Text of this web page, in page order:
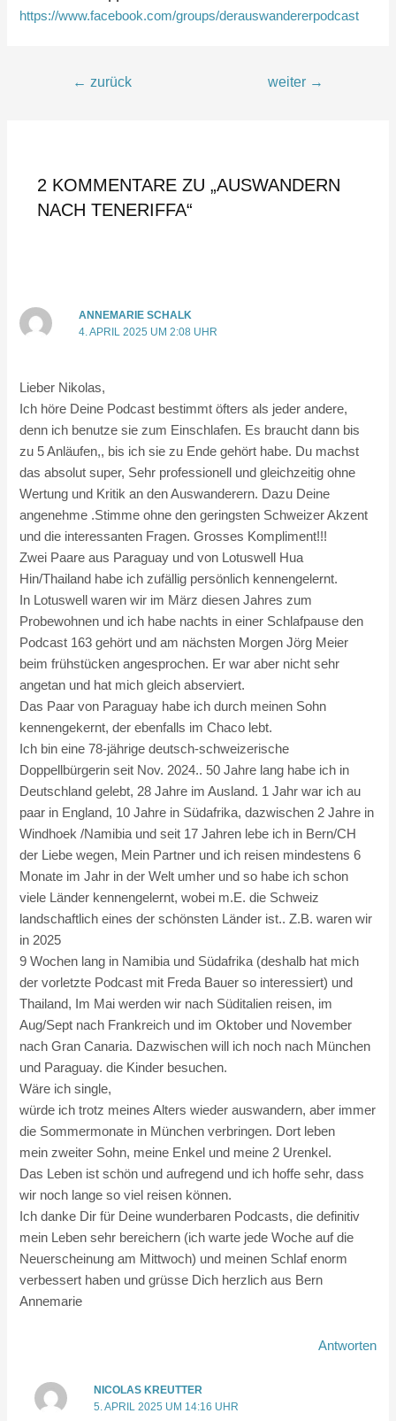
https://www.facebook.com/groups/derauswandererpodcast
Beitragsnavigation
← zurück weiter →
2 KOMMENTARE ZU „AUSWANDERN
NACH TENERIFFA“
ANNEMARIE SCHALK
4. APRIL 2025 UM 2:08 UHR
Lieber Nikolas,
Ich höre Deine Podcast bestimmt öfters als jeder andere,
denn ich benutze sie zum Einschlafen. Es braucht dann bis
zu 5 Anläufen,, bis ich sie zu Ende gehört habe. Du machst
das absolut super, Sehr professionell und gleichzeitig ohne
Wertung und Kritik an den Auswanderern. Dazu Deine
angenehme .Stimme ohne den geringsten Schweizer Akzent
und die interessanten Fragen. Grosses Kompliment!!!
Zwei Paare aus Paraguay und von Lotuswell Hua
Hin/Thailand habe ich zufällig persönlich kennengelernt.
In Lotuswell waren wir im März diesen Jahres zum
Probewohnen und ich habe nachts in einer Schlafpause den
Podcast 163 gehört und am nächsten Morgen Jörg Meier
beim frühstücken angesprochen. Er war aber nicht sehr
angetan und hat mich gleich abserviert.
Das Paar von Paraguay habe ich durch meinen Sohn
kennengekernt, der ebenfalls im Chaco lebt.
Ich bin eine 78-jährige deutsch-schweizerische
Doppellbürgerin seit Nov. 2024.. 50 Jahre lang habe ich in
Deutschland gelebt, 28 Jahre im Ausland. 1 Jahr war ich au
paar in England, 10 Jahre in Südafrika, dazwischen 2 Jahre in
Windhoek /Namibia und seit 17 Jahren lebe ich in Bern/CH
der Liebe wegen, Mein Partner und ich reisen mindestens 6
Monate im Jahr in der Welt umher und so habe ich schon
viele Länder kennengelernt, wobei m.E. die Schweiz
landschaftlich eines der schönsten Länder ist.. Z.B. waren wir
in 2025
9 Wochen lang in Namibia und Südafrika (deshalb hat mich
der vorletzte Podcast mit Freda Bauer so interessiert) und
Thailand, Im Mai werden wir nach Süditalien reisen, im
Aug/Sept nach Frankreich und im Oktober und November
nach Gran Canaria. Dazwischen will ich noch nach München
und Paraguay. die Kinder besuchen.
Wäre ich single,
würde ich trotz meines Alters wieder auswandern, aber immer
die Sommermonate in München verbringen. Dort leben
mein zweiter Sohn, meine Enkel und meine 2 Urenkel.
Das Leben ist schön und aufregend und ich hoffe sehr, dass
wir noch lange so viel reisen können.
Ich danke Dir für Deine wunderbaren Podcasts, die definitiv
mein Leben sehr bereichern (ich warte jede Woche auf die
Neuerscheinung am Mittwoch) und meinen Schlaf enorm
verbessert haben und grüsse Dich herzlich aus Bern
Annemarie
Antworten
NICOLAS KREUTTER
5. APRIL 2025 UM 14:16 UHR